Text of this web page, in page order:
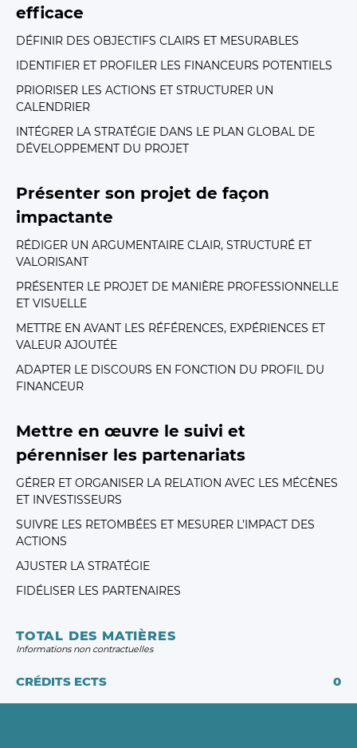
efficace
DÉFINIR DES OBJECTIFS CLAIRS ET MESURABLES
IDENTIFIER ET PROFILER LES FINANCEURS POTENTIELS
PRIORISER LES ACTIONS ET STRUCTURER UN
CALENDRIER
INTÉGRER LA STRATÉGIE DANS LE PLAN GLOBAL DE
DÉVELOPPEMENT DU PROJET
Présenter son projet de façon
impactante
RÉDIGER UN ARGUMENTAIRE CLAIR, STRUCTURÉ ET
VALORISANT
PRÉSENTER LE PROJET DE MANIÈRE PROFESSIONNELLE
ET VISUELLE
METTRE EN AVANT LES RÉFÉRENCES, EXPÉRIENCES ET
VALEUR AJOUTÉE
ADAPTER LE DISCOURS EN FONCTION DU PROFIL DU
FINANCEUR
Mettre en œuvre le suivi et
pérenniser les partenariats
GÉRER ET ORGANISER LA RELATION AVEC LES MÉCÈNES
ET INVESTISSEURS
SUIVRE LES RETOMBÉES ET MESURER L’IMPACT DES
ACTIONS
AJUSTER LA STRATÉGIE
FIDÉLISER LES PARTENAIRES
TOTAL DES MATIÈRES
CRÉDITS ECTS 0
Informations non contractuelles